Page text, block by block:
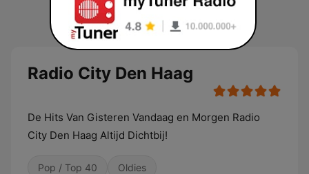
Radio City Den Haag
De Hits Van Gisteren Vandaag en Morgen Radio
City Den Haag Altijd Dichtbij!
Pop / Top 40 Oldies